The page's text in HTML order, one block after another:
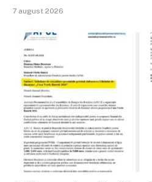
7 august 2026